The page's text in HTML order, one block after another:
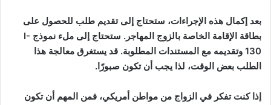
بعد إكمال هذه الإجراءات، ستحتاج إلى تقديم طلب للحصول على
بطاقة الإقامة الخاصة بالزوج المهاجر. ستحتاج إلى ملء نموذج I-
130 وتقديمه مع المستندات المطلوبة. قد يستغرق معالجة هذا
الطلب بعض الوقت، لذا يجب أن تكون صبورًا.
إذا كنت تفكر في الزواج من مواطن أمريكي، فمن المهم أن تكون